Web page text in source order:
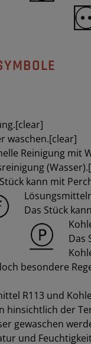
waschen.[clear]
Reinigung mit
kann mit
Das Stück
Das
besondere
R113 und
hinsichtlich der
gewaschen
und